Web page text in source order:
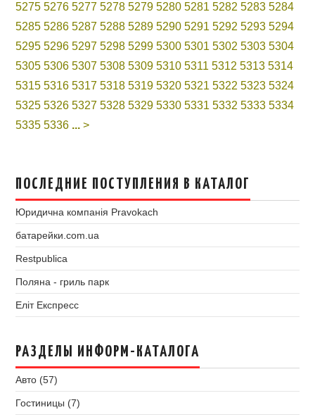
5275 5276 5277 5278 5279 5280 5281 5282 5283 5284
5285 5286 5287 5288 5289 5290 5291 5292 5293 5294
5295 5296 5297 5298 5299 5300 5301 5302 5303 5304
5305 5306 5307 5308 5309 5310 5311 5312 5313 5314
5315 5316 5317 5318 5319 5320 5321 5322 5323 5324
5325 5326 5327 5328 5329 5330 5331 5332 5333 5334
5335 5336 ... >
ПОСЛЕДНИЕ ПОСТУПЛЕНИЯ В КАТАЛОГ
Юридична компанія Pravokach
батарейки.com.ua
Restpublica
Поляна - гриль парк
Еліт Експресс
РАЗДЕЛЫ ИНФОРМ-КАТАЛОГА
Авто (57)
Гостиницы (7)